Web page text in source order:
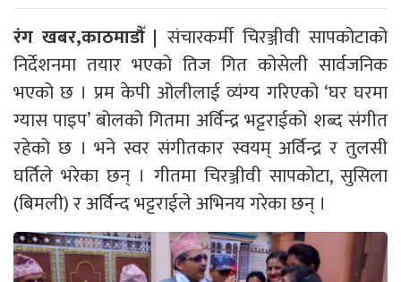
रंग खबर,काठमाडौँ | संचारकर्मी चिरञ्जीवी सापकोटाको
निर्देशनमा तयार भएको तिज गित कोसेली सार्वजनिक
भएको छ । प्रम केपी ओलीलाई व्यंग्य गरिएको ‘घर घरमा
ग्यास पाइप’ बोलको गितमा अर्विन्द्र भट्टराईको शब्द संगीत
रहेको छ । भने स्वर संगीतकार स्वयम् अर्विन्द्र र तुलसी
घर्तिले भरेका छन् । गीतमा चिरञ्जीवी सापकोटा, सुसिला
(बिमली) र अर्विन्द भट्टराईले अभिनय गरेका छन् ।